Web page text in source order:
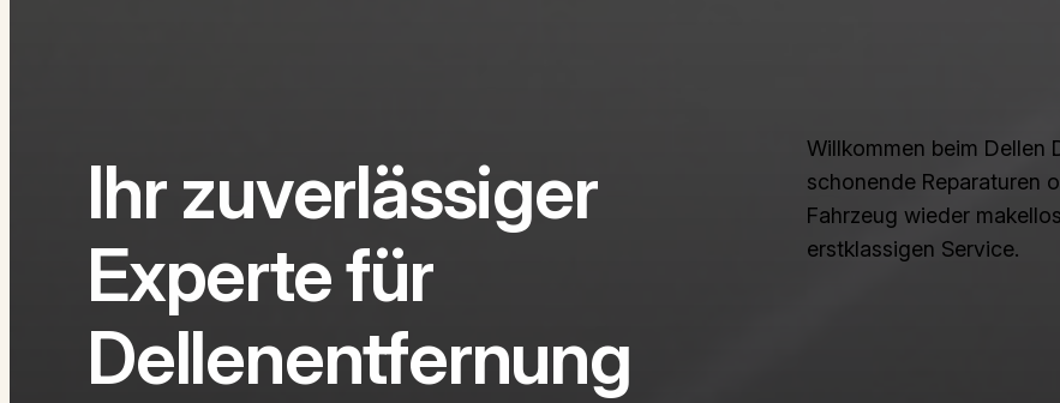
Ihr zuverlässiger
Experte für
Dellenentfernung
Willkommen beim Dellen
schonende Reparaturen
Fahrzeug wieder
erstklassigen Service.